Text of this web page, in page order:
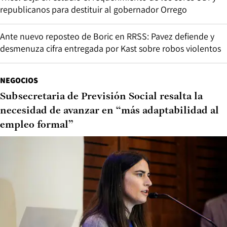
republicanos para destituir al gobernador Orrego
Ante nuevo reposteo de Boric en RRSS: Pavez defiende y
desmenuza cifra entregada por Kast sobre robos violentos
NEGOCIOS
Subsecretaria de Previsión Social resalta la
necesidad de avanzar en “más adaptabilidad al
empleo formal”